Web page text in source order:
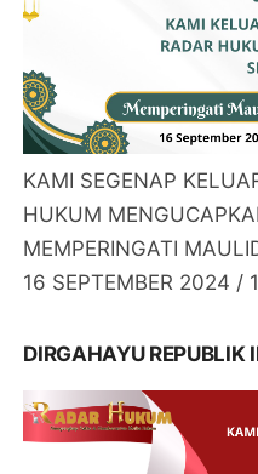
KAMI SEGENAP
HUKUM
MEMPERINGATI
16 SEPTEMBER 2024 /
DIRGAHAYU REPUBLIK